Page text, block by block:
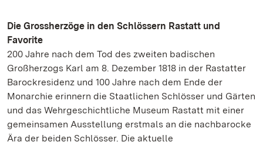
Die Grossherzöge in den Schlössern Rastatt und
Favorite
200 Jahre nach dem Tod des zweiten badischen
Großherzogs Karl am 8. Dezember 1818 in der Rastatter
Barockresidenz und 100 Jahre nach dem Ende der
Monarchie erinnern die Staatlichen Schlösser und Gärten
und das Wehrgeschichtliche Museum Rastatt mit einer
gemeinsamen Ausstellung erstmals an die nachbarocke
Ära der beiden Schlösser. Die aktuelle